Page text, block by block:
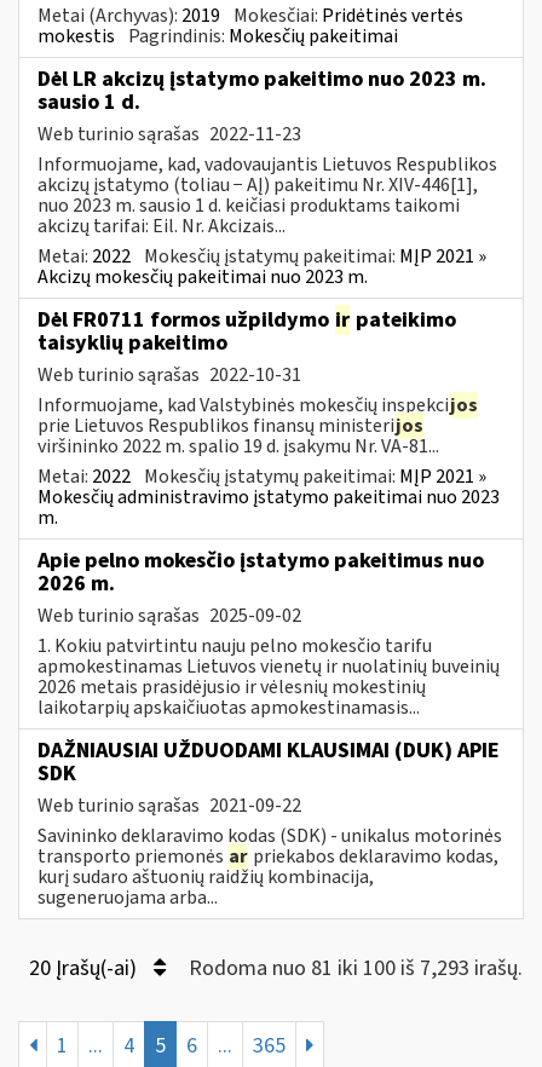
Metai (Archyvas): 2019 Mokesčiai: Pridėtinės vertės
mokestis Pagrindinis: Mokesčių pakeitimai
Dėl LR akcizų įstatymo pakeitimo nuo 2023 m.
sausio 1 d.
Web turinio sąrašas 2022-11-23
Informuojame, kad, vadovaujantis Lietuvos Respublikos
akcizų įstatymo (toliau − AĮ) pakeitimu Nr. XIV-446[1],
nuo 2023 m. sausio 1 d. keičiasi produktams taikomi
akcizų tarifai: Eil. Nr. Akcizais...
Metai: 2022 Mokesčių įstatymų pakeitimai: MĮP 2021 »
Akcizų mokesčių pakeitimai nuo 2023 m.
Dėl FR0711 formos užpildymo ir pateikimo
taisyklių pakeitimo
Web turinio sąrašas 2022-10-31
Informuojame, kad Valstybinės mokesčių inspekcijos
prie Lietuvos Respublikos finansų ministerijos
viršininko 2022 m. spalio 19 d. įsakymu Nr. VA-81...
Metai: 2022 Mokesčių įstatymų pakeitimai: MĮP 2021 »
Mokesčių administravimo įstatymo pakeitimai nuo 2023
m.
Apie pelno mokesčio įstatymo pakeitimus nuo
2026 m.
Web turinio sąrašas 2025-09-02
1. Kokiu patvirtintu nauju pelno mokesčio tarifu
apmokestinamas Lietuvos vienetų ir nuolatinių buveinių
2026 metais prasidėjusio ir vėlesnių mokestinių
laikotarpių apskaičiuotas apmokestinamasis...
DAŽNIAUSIAI UŽDUODAMI KLAUSIMAI (DUK) APIE
SDK
Web turinio sąrašas 2021-09-22
Savininko deklaravimo kodas (SDK) - unikalus motorinės
transporto priemonės ar priekabos deklaravimo kodas,
kurį sudaro aštuonių raidžių kombinacija,
sugeneruojama arba...
20 Įrašų(-ai) Rodoma nuo 81 iki 100 iš 7,293 irašų.
1 ... 4 5 6 ... 365